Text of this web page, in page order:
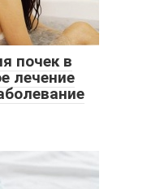
почек в
лечение